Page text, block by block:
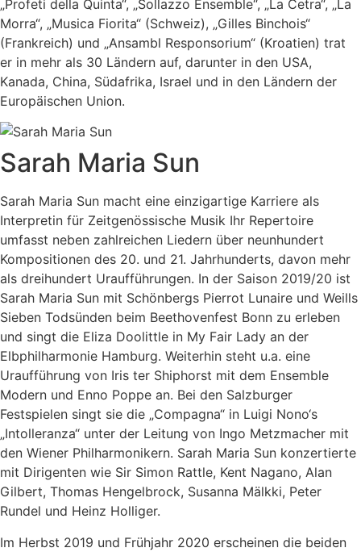
„Profeti della Quinta“, „Sollazzo Ensemble“, „La Cetra“, „La
Morra“, „Musica Fiorita“ (Schweiz), „Gilles Binchois“
(Frankreich) und „Ansambl Responsorium“ (Kroatien) trat
er in mehr als 30 Ländern auf, darunter in den USA,
Kanada, China, Südafrika, Israel und in den Ländern der
Europäischen Union.
Sarah Maria Sun
Sarah Maria Sun macht eine einzigartige Karriere als
Interpretin für Zeitgenössische Musik Ihr Repertoire
umfasst neben zahlreichen Liedern über neunhundert
Kompositionen des 20. und 21. Jahrhunderts, davon mehr
als dreihundert Uraufführungen. In der Saison 2019/20 ist
Sarah Maria Sun mit Schönbergs Pierrot Lunaire und Weills
Sieben Todsünden beim Beethovenfest Bonn zu erleben
und singt die Eliza Doolittle in My Fair Lady an der
Elbphilharmonie Hamburg. Weiterhin steht u.a. eine
Uraufführung von Iris ter Shiphorst mit dem Ensemble
Modern und Enno Poppe an. Bei den Salzburger
Festspielen singt sie die „Compagna“ in Luigi Nono‘s
„Intolleranza“ unter der Leitung von Ingo Metzmacher mit
den Wiener Philharmonikern. Sarah Maria Sun konzertierte
mit Dirigenten wie Sir Simon Rattle, Kent Nagano, Alan
Gilbert, Thomas Hengelbrock, Susanna Mälkki, Peter
Rundel und Heinz Holliger.
Im Herbst 2019 und Frühjahr 2020 erscheinen die beiden